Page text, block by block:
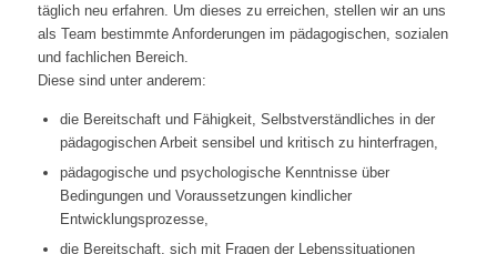
täglich neu erfahren. Um dieses zu erreichen, stellen wir an uns
als Team bestimmte Anforderungen im pädagogischen, sozialen
und fachlichen Bereich.
Diese sind unter anderem:
die Bereitschaft und Fähigkeit, Selbstverständliches in der
pädagogischen Arbeit sensibel und kritisch zu hinterfragen,
pädagogische und psychologische Kenntnisse über
Bedingungen und Voraussetzungen kindlicher
Entwicklungsprozesse,
die Bereitschaft, sich mit Fragen der Lebenssituationen